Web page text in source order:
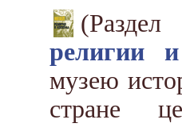
религии
музею
стране